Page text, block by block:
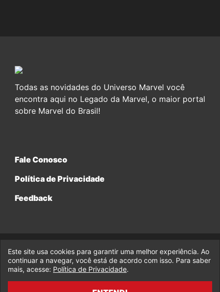
Todas as novidades do Universo Marvel você
encontra aqui no Legado da Marvel, o maior portal
sobre Marvel do Brasil!
Fale Conosco
Política de Privacidade
Feedback
© 2017-2026 Legado da Marvel, uma empresa da Legado
Enterprises.
fabiolobo
Este site usa cookies para garantir uma melhor experiência. Ao
continuar a navegar, você está de acordo com isso. Para saber
mais, acesse: Política de Privacidade.